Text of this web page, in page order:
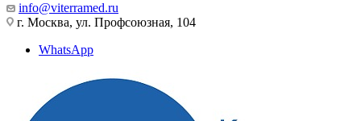
info@viterramed.ru
г. Москва, ул. Профсоюзная, 104
WhatsApp